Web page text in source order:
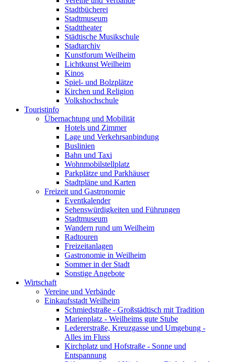
Stadtbücherei
Stadtmuseum
Stadttheater
Städtische Musikschule
Stadtarchiv
Kunstforum Weilheim
Lichtkunst Weilheim
Kinos
Spiel- und Bolzplätze
Kirchen und Religion
Volkshochschule
Touristinfo
Übernachtung und Mobilität
Hotels und Zimmer
Lage und Verkehrsanbindung
Buslinien
Bahn und Taxi
Wohnmobilstellplatz
Parkplätze und Parkhäuser
Stadtpläne und Karten
Freizeit und Gastronomie
Eventkalender
Sehenswürdigkeiten und Führungen
Stadtmuseum
Wandern rund um Weilheim
Radtouren
Freizeitanlagen
Gastronomie in Weilheim
Sommer in der Stadt
Sonstige Angebote
Wirtschaft
Vereine und Verbände
Einkaufsstadt Weilheim
Schmiedstraße - Großstädtisch mit Tradition
Marienplatz - Weilheims gute Stube
Ledererstraße, Kreuzgasse und Umgebung -
Alles im Fluss
Kirchplatz und Hofstraße - Sonne und
Entspannung